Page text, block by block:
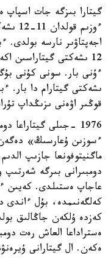
گيتارا بىزگە جات
اجەپتاۋىر نارسە بولدى.
12 ىشەكتى گيتاراسىن
قوڭىر اۋەنى ىزىڭداپ
1976 -جىلى
ءسوزىن ۇعارسىڭ» دەگەن
ماگنيتوفونعا جازىپ
دومبىرانى بىرگە
عاجاپ ەستىلدى. كەيىن
كەلگەنىمدە، بۇل ءاندى
كەزدە ۇلكەن جاڭالىق
ەستراداعا العاش رەت
ەكەن. ال گيتارانى